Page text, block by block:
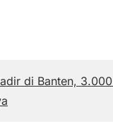
di Banten,